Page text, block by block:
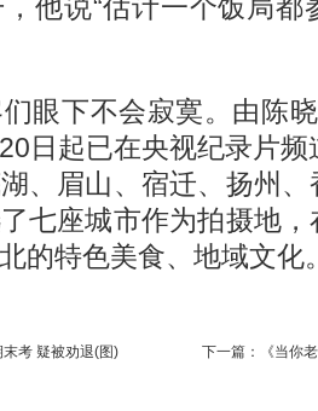
他说“估计一个饭局都
下不会寂寞。由陈晓
日起已在央视纪录片
、眉山、宿迁、扬州
七座城市作为拍摄地
的特色美食、地域文化
末考 疑被劝退(图) 下一篇： 《当你